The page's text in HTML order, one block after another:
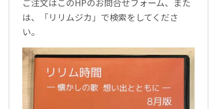
は、「リリムジカ」で検索をしてくださ
い。